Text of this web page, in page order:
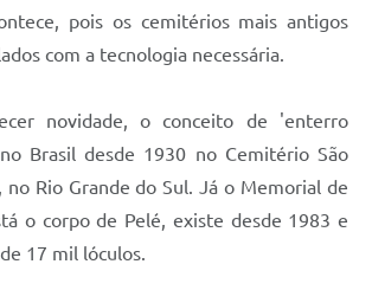
pois os cemitérios mais antigos
com a tecnologia necessária.
novidade, o conceito de 'enterro
Brasil desde 1930 no Cemitério São
no Rio Grande do Sul. Já o Memorial de
o corpo de Pelé, existe desde 1983 e
17 mil lóculos.